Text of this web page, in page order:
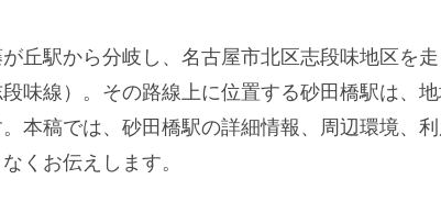
丘駅から分岐し、名古屋市北区志段味地区を
味線）。その路線上に位置する砂田橋駅は、
本稿では、砂田橋駅の詳細情報、周辺環境、
くお伝えします。